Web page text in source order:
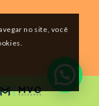
no site, você